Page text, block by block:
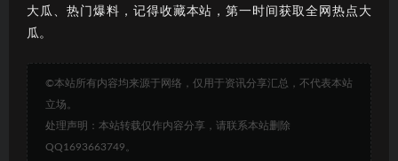
大瓜、热门爆料，记得收藏本站，第一时间获取全网热点大
瓜。
©本站所有内容均来源于网络，仅用于资讯分享汇总，不代表本站
立场。
处理声明：本站转载仅作内容分享，请联系本站删除
QQ1693663749。